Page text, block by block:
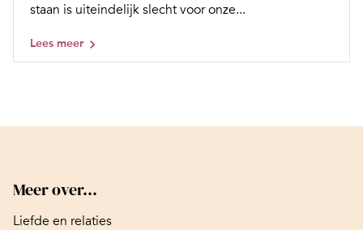
staan is uiteindelijk slecht voor onze...
Lees meer
Meer over...
Liefde en relaties